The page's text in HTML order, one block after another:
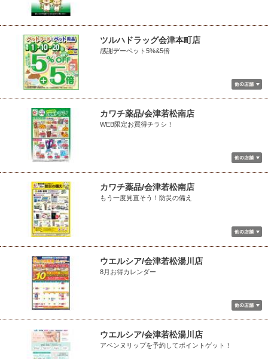
ツルハドラッグ会津本町店
感謝デーペット5%&5倍
カワチ薬品/会津若松南店
WEB限定お買得チラシ！
カワチ薬品/会津若松南店
もう一度見直そう！防災の備え
ウエルシア/会津若松湯川店
8月お得カレンダー
ウエルシア/会津若松湯川店
アベンヌリップを予約してポイントゲット！